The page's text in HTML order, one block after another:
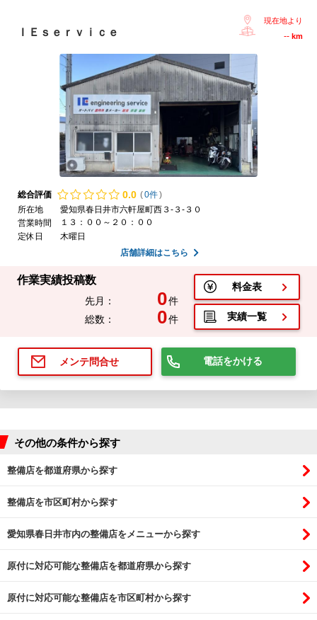
ＩＥｓｅｒｖｉｃｅ
現在地より
-- km
総合評価 0.0 (0件)
所在地
愛知県春日井市六軒屋町西３-３-３０
営業時間
１３：００～２０：００
定休日
木曜日
店舗詳細はこちら
作業実績投稿数
先月： 0件
総数：
0件
料金表
実績一覧
メンテ問合せ 電話をかける
その他の条件から探す
整備店を都道府県から探す
整備店を市区町村から探す
愛知県春日井市内の整備店をメニューから探す
原付に対応可能な整備店を都道府県から探す
原付に対応可能な整備店を市区町村から探す